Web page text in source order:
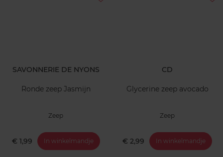
SAVONNERIE DE NYONS
Ronde zeep Jasmijn
Zeep
€ 1,99 In winkelmandje
CD
Glycerine zeep avocado
Zeep
€ 2,99 In winkelmandje